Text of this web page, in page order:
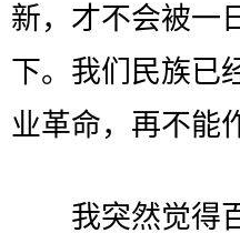
新，才不会被一
下。我们民族已
业革命，再不能
我突然觉得百